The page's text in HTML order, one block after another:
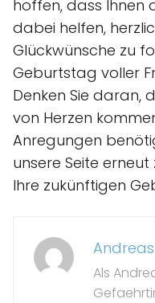
hoffen, dass Ihnen
dabei helfen,
Glückwünsche zu
Geburtstag voller
Denken Sie daran,
von Herzen
Anregungen
unsere Seite
Ihre zukünftigen
Als